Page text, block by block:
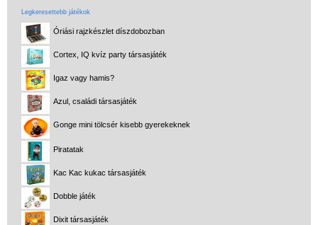
Legkeresettebb játékok
Óriási rajzkészlet díszdobozban
Cortex, IQ kvíz party társasjáték
Igaz vagy hamis?
Azul, családi társasjáték
Gonge mini tölcsér kisebb gyerekeknek
Piratatak
Kac Kac kukac társasjáték
Dobble játék
Dixit társasjáték